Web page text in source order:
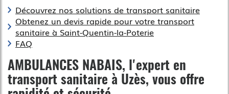
Découvrez nos solutions de transport sanitaire
Obtenez un devis rapide pour votre transport
sanitaire à Saint-Quentin-la-Poterie
FAQ
AMBULANCES NABAIS, l'expert en
transport sanitaire à Uzès, vous offre